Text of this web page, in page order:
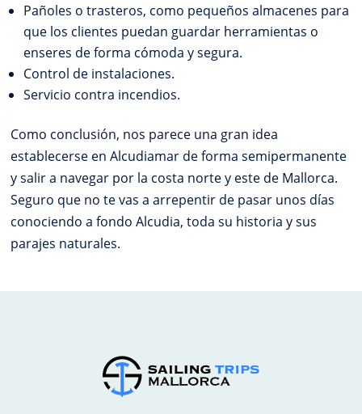
Pañoles o trasteros, como pequeños almacenes para
que los clientes puedan guardar herramientas o
enseres de forma cómoda y segura.
Control de instalaciones.
Servicio contra incendios.
Como conclusión, nos parece una gran idea
establecerse en Alcudiamar de forma semipermanente
y salir a navegar por la costa norte y este de Mallorca.
Seguro que no te vas a arrepentir de pasar unos días
conociendo a fondo Alcudia, toda su historia y sus
parajes naturales.